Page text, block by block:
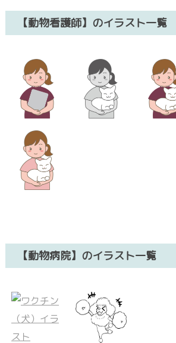
【動物看護師】のイラスト一覧
【動物病院】のイラスト一覧